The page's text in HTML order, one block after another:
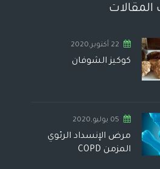
المقالات
22 أكتوبر,2020
كوكيز الشوفان
05 يوليو,2020
مرض الإنسداد الرئوي
المزمن COPD